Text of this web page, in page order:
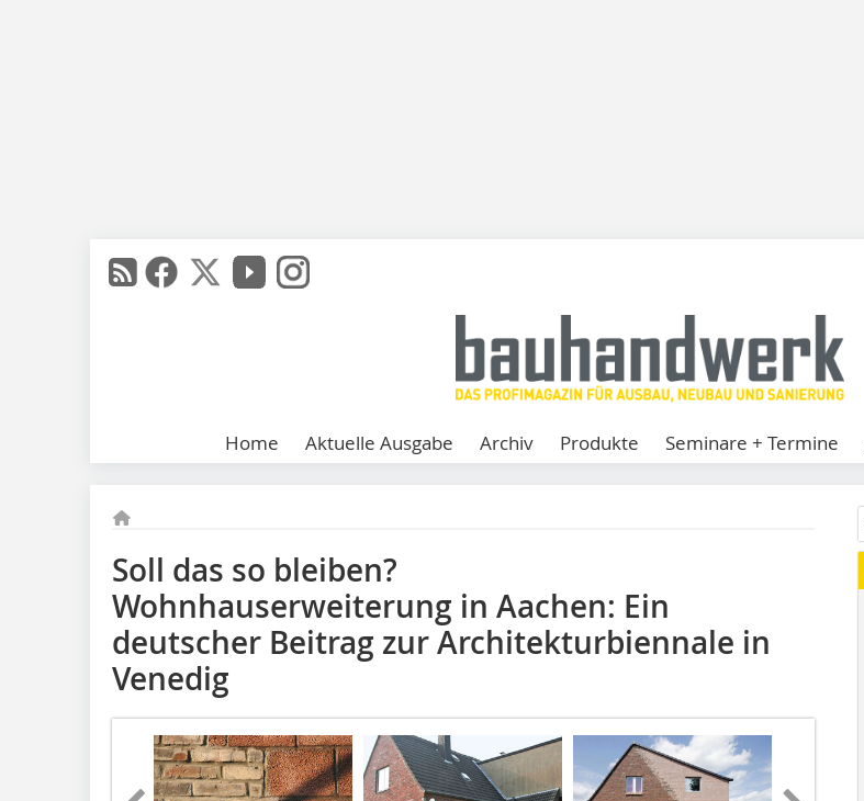
Home Aktuelle Ausgabe Archiv Produkte Seminare + Termine
Soll das so bleiben?
Wohnhauserweiterung in Aachen: Ein
deutscher Beitrag zur Architekturbiennale in
Venedig